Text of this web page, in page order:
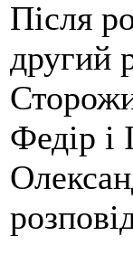
Після
другий
Федір і